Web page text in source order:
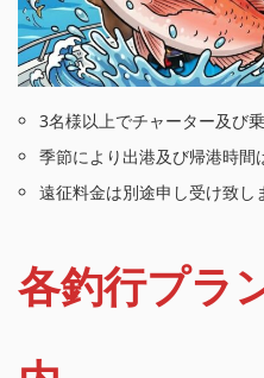
3名様以上でチャーター及び
季節により出港及び帰港時間
遠征料金は別途申し受け致し
各釣行プラ